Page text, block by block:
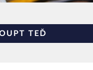
TEĎ